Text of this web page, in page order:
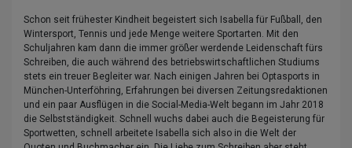
Schon seit frühester Kindheit begeistert sich Isabella für Fußball, den
Wintersport, Tennis und jede Menge weitere Sportarten. Mit den
Schuljahren kam dann die immer größer werdende Leidenschaft fürs
Schreiben, die auch während des betriebswirtschaftlichen Studiums
stets ein treuer Begleiter war. Nach einigen Jahren bei Optasports in
München-Unterföhring, Erfahrungen bei diversen Zeitungsredaktionen
und ein paar Ausflügen in die Social-Media-Welt begann im Jahr 2018
die Selbstständigkeit. Schnell wuchs dabei auch die Begeisterung für
Sportwetten, schnell arbeitete Isabella sich also in die Welt der